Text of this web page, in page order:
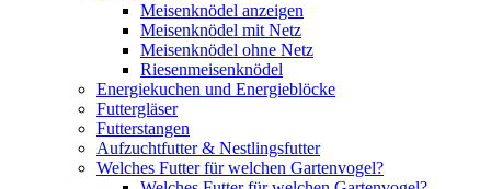
Meisenknödel anzeigen
Meisenknödel mit Netz
Meisenknödel ohne Netz
Riesenmeisenknödel
Energiekuchen und Energieblöcke
Futtergläser
Futterstangen
Aufzuchtfutter & Nestlingsfutter
Welches Futter für welchen Gartenvogel?